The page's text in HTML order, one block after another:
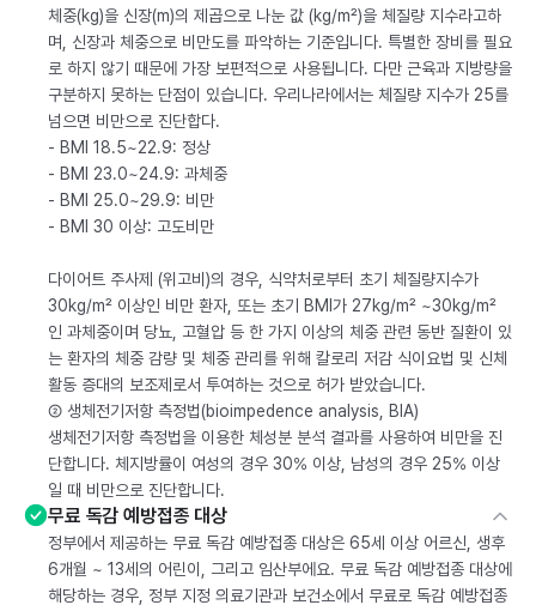
체중(kg)을 신장(m)의 제곱으로 나눈 값 (kg/m²)을 체질량 지수라고하
며, 신장과 체중으로 비만도를 파악하는 기준입니다. 특별한 장비를 필요
로 하지 않기 때문에 가장 보편적으로 사용됩니다. 다만 근육과 지방량을
구분하지 못하는 단점이 있습니다. 우리나라에서는 체질량 지수가 25를
넘으면 비만으로 진단합다.
- BMI 18.5~22.9: 정상
- BMI 23.0~24.9: 과체중
- BMI 25.0~29.9: 비만
- BMI 30 이상: 고도비만
다이어트 주사제 (위고비)의 경우, 식약처로부터 초기 체질량지수가
30kg/m² 이상인 비만 환자, 또는 초기 BMI가 27kg/m² ~30kg/m²
인 과체중이며 당뇨, 고혈압 등 한 가지 이상의 체중 관련 동반 질환이 있
는 환자의 체중 감량 및 체중 관리를 위해 칼로리 저감 식이요법 및 신체
활동 증대의 보조제로서 투여하는 것으로 허가 받았습니다.
② 생체전기저항 측정법(bioimpedence analysis, BIA)
생체전기저항 측정법을 이용한 체성분 분석 결과를 사용하여 비만을 진
단합니다. 체지방률이 여성의 경우 30% 이상, 남성의 경우 25% 이상
일 때 비만으로 진단합니다.
무료 독감 예방접종 대상
정부에서 제공하는 무료 독감 예방접종 대상은 65세 이상 어르신, 생후
6개월 ~ 13세의 어린이, 그리고 임산부에요. 무료 독감 예방접종 대상에
해당하는 경우, 정부 지정 의료기관과 보건소에서 무료로 독감 예방접종